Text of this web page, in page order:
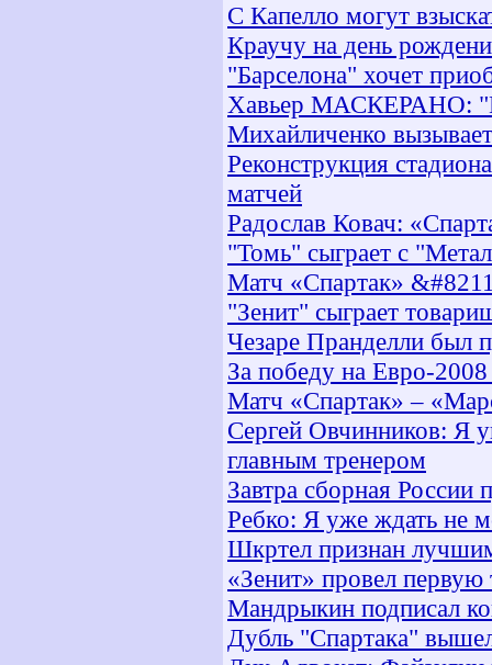
С Капелло могут
Краучу на день
"Барселона" хочет
Хавьер МАСКЕРАНО:
Михайличенко
Реконструкция
матчей
Радослав Ковач:
"Томь" сыграет с
Матч «Спартак»
"Зенит" сыграет
Чезаре Пранделли был
За победу на Евро-
Матч «Спартак» –
Сергей Овчинников: Я
главным тренером
Завтра сборная России
Ребко: Я уже ждать не
Шкртел признан
«Зенит» провел
Мандрыкин подписал
Дубль "Спартака"